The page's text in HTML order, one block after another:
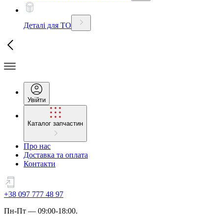
Деталі для ТО
Увійти
Каталог запчастин
Про нас
Доставка та оплата
Контакти
+38 097 777 48 97
Пн-Пт — 09:00-18:00.